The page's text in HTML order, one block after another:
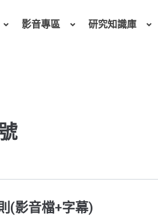
影音專區 研究知識庫
(影音檔+字幕)